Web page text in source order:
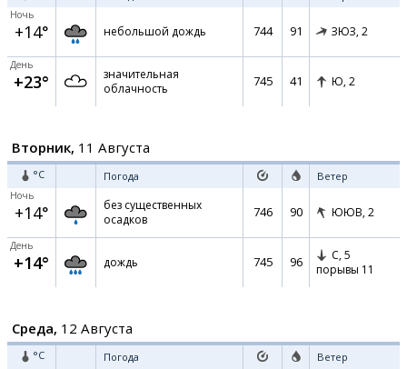
Ночь
+14° небольшой дождь 744 91 ЗЮЗ, 2
День
+23°
значительная
облачность
745 41 Ю, 2
Вторник, 11 Августа
°C Погода Ветер
Ночь
+14°
без существенных
осадков
746 90 ЮЮВ, 2
День
+14° дождь 745 96 С, 5
порывы 11
Среда, 12 Августа
°C Погода Ветер